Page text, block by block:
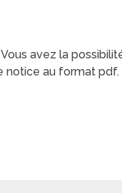
avez la
notice au format pdf.